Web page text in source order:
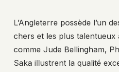
L’Angleterre possède l’un
chers et les plus talentueux
comme Jude Bellingham,
Saka illustrent la qualité